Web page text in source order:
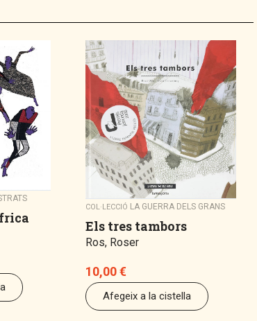
COL·LECCIÓ LA GUERRA DELS GRANS
Els tres tambors
Ros, Roser
10,00€
Afegeix a la cistella